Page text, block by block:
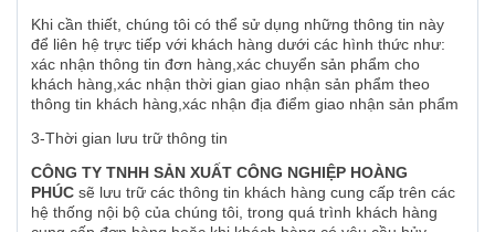
Khi cần thiết, chúng tôi có thể sử dụng những thông tin này
để liên hệ trực tiếp với khách hàng dưới các hình thức như:
xác nhận thông tin đơn hàng,xác chuyển sản phẩm cho
khách hàng,xác nhận thời gian giao nhận sản phẩm theo
thông tin khách hàng,xác nhận địa điểm giao nhận sản phẩm
3-Thời gian lưu trữ thông tin
CÔNG TY TNHH SẢN XUẤT CÔNG NGHIỆP HOÀNG
PHÚC sẽ lưu trữ các thông tin khách hàng cung cấp trên các
hệ thống nội bộ của chúng tôi, trong quá trình khách hàng